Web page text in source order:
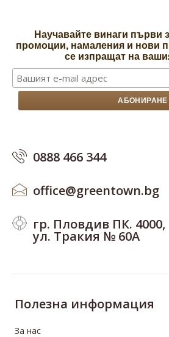
Научавайте винаги първи
промоции, намаления и нови
се изпращат на
0888 466 344
office@greentown.bg
гр. Пловдив ПК. 4000,
ул. Тракия № 60А
Полезна информация
За нас